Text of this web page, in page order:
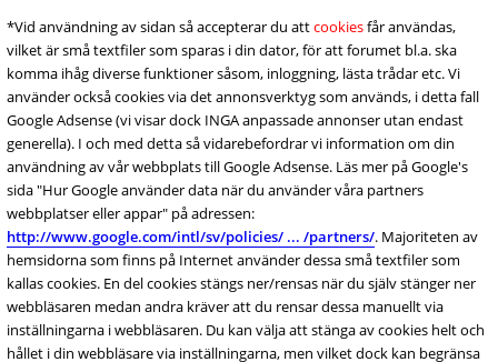
*Vid användning av sidan så accepterar du attcookiesfår användas,
vilket är små textfiler som sparas i din dator, för att forumet bl.a. ska
komma ihåg diverse funktioner såsom, inloggning, lästa trådar etc. Vi
använder också cookies via det annonsverktyg som används, i detta fall
Google Adsense (vi visar dock INGA anpassade annonser utan endast
generella). I och med detta så vidarebefordrar vi information om din
användning av vår webbplats till Google Adsense. Läs mer på Google's
sida "Hur Google använder data när du använder våra partners
webbplatser eller appar" på adressen:
http://www.google.com/intl/sv/policies/ ... /partners/. Majoriteten av
hemsidorna som finns på Internet använder dessa små textfiler som
kallas cookies. En del cookies stängs ner/rensas när du själv stänger ner
webbläsaren medan andra kräver att du rensar dessa manuellt via
inställningarna i webbläsaren. Du kan välja att stänga av cookies helt och
hållet i din webbläsare via inställningarna, men vilket dock kan begränsa